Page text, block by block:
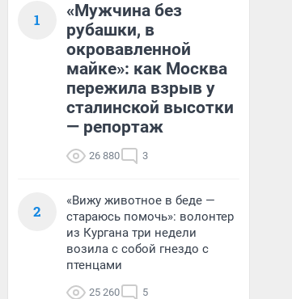
1
«Мужчина без
рубашки, в
окровавленной
майке»: как Москва
пережила взрыв у
сталинской высотки
— репортаж
26 880 3
2
«Вижу животное в беде —
стараюсь помочь»: волонтер
из Кургана три недели
возила с собой гнездо с
птенцами
25 260 5